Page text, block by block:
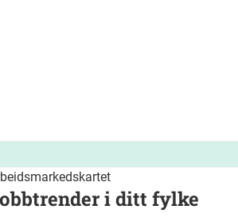
i ditt fylke